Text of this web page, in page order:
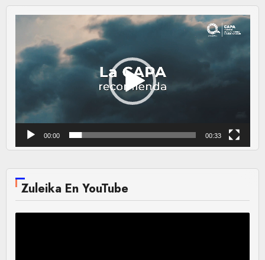
Reproductor
vídeo
00:00 00:33
Zuleika En YouTube